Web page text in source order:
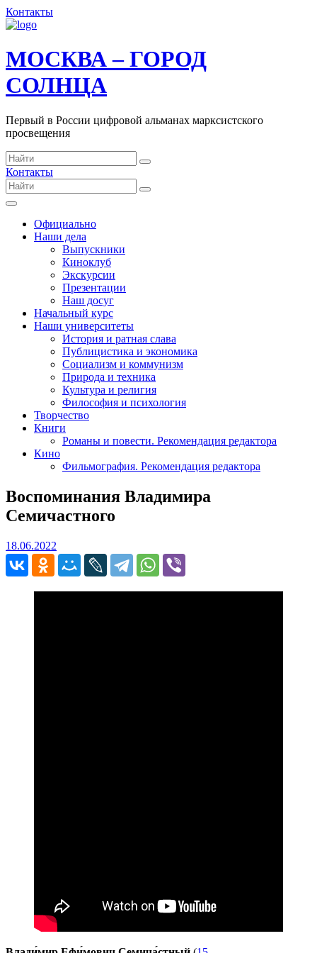
Контакты
МОСКВА – ГОРОД
СОЛНЦА
Первый в России цифровой альманах марксистского
просвещения
Контакты
Официально
Наши дела
Выпускники
Киноклуб
Экскурсии
Презентации
Наш досуг
Начальный курс
Наши университеты
История и ратная слава
Публицистика и экономика
Социализм и коммунизм
Природа и техника
Культура и религия
Философия и психология
Творчество
Книги
Романы и повести. Рекомендация редактора
Кино
Фильмография. Рекомендация редактора
Воспоминания Владимира
Семичастного
18.06.2022